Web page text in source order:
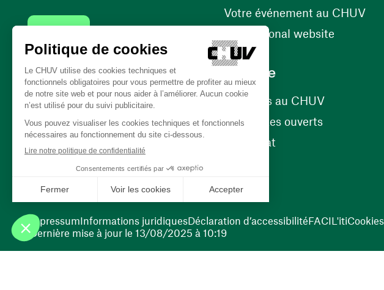
(ouvre une nouvelle fenêtre)
(ouvre une nouvelle fenêtre)
Votre événement au CHUV
International website
Carrière
Carrières au CHUV(ouvre une
Nos postes ouverts(ouvre une
Bénévolat
Dernière mise à jour le 13/08/2025 à 10:19
ImpressumInformations juridiquesDéclaration d’accessibilitéFACIL'itiCookies